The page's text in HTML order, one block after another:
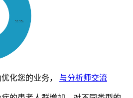
化您的业务， 与分析师交流